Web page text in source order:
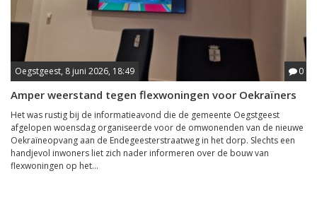
Oegstgeest, 8 juni 2026, 18:49 0
Amper weerstand tegen flexwoningen voor Oekraïners
Het was rustig bij de informatieavond die de gemeente Oegstgeest
afgelopen woensdag organiseerde voor de omwonenden van de nieuwe
Oekraïneopvang aan de Endegeesterstraatweg in het dorp. Slechts een
handjevol inwoners liet zich nader informeren over de bouw van
flexwoningen op het...